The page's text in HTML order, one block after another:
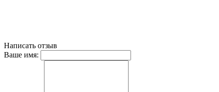
Написать отзыв
Ваше имя: